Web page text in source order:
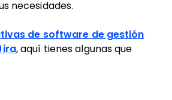
necesidades.
de software de gestión
, aquí tienes algunas que